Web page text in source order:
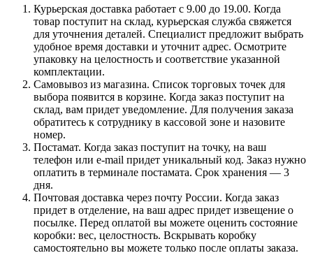
Курьерская доставка работает с 9.00 до 19.00. Когда
товар поступит на склад, курьерская служба свяжется
для уточнения деталей. Специалист предложит выбрать
удобное время доставки и уточнит адрес. Осмотрите
упаковку на целостность и соответствие указанной
комплектации.
Самовывоз из магазина. Список торговых точек для
выбора появится в корзине. Когда заказ поступит на
склад, вам придет уведомление. Для получения заказа
обратитесь к сотруднику в кассовой зоне и назовите
номер.
Постамат. Когда заказ поступит на точку, на ваш
телефон или e-mail придет уникальный код. Заказ нужно
оплатить в терминале постамата. Срок хранения — 3
дня.
Почтовая доставка через почту России. Когда заказ
придет в отделение, на ваш адрес придет извещение о
посылке. Перед оплатой вы можете оценить состояние
коробки: вес, целостность. Вскрывать коробку
самостоятельно вы можете только после оплаты заказа.